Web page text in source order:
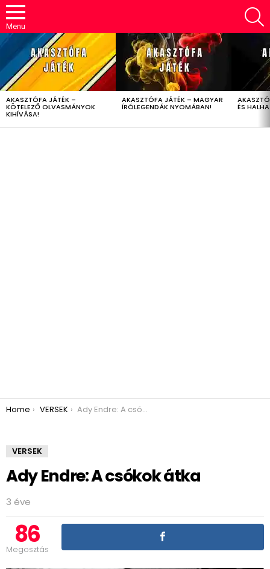
Menu
LATEST
STORIES
AKASZTÓFA JÁTÉK –
KÖTELEZŐ OLVASMÁNYOK
KIHÍVÁSA!
AKASZTÓFA JÁTÉK – MAGYAR
ÍRÓLEGENDÁK NYOMÁBAN! ÉS
You are here:
Home VERSEK Ady Endre: A csókok átka
VERSEK
Ady Endre: A csókok átka
3 éve
86
Megosztás